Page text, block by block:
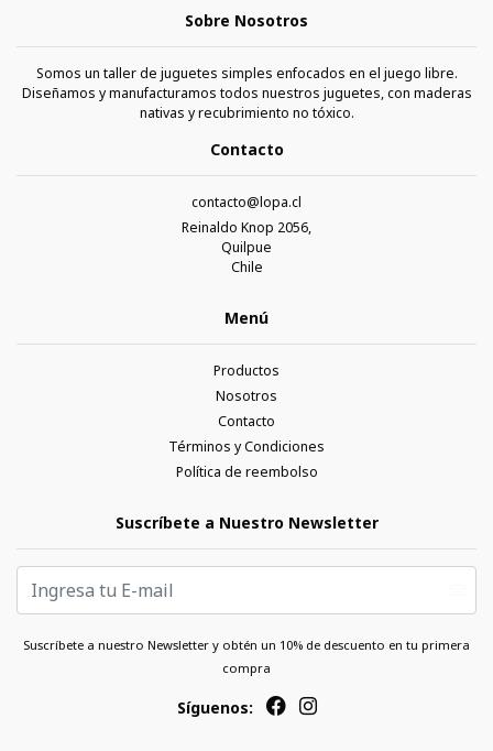
Sobre Nosotros
Somos un taller de juguetes simples enfocados en el juego libre.
Diseñamos y manufacturamos todos nuestros juguetes, con maderas
nativas y recubrimiento no tóxico.
Contacto
contacto@lopa.cl
Reinaldo Knop 2056,
Quilpue
Chile
Menú
Productos
Nosotros
Contacto
Términos y Condiciones
Política de reembolso
Suscríbete a Nuestro Newsletter
Suscríbete a nuestro Newsletter y obtén un 10% de descuento en tu primera
compra
Síguenos: